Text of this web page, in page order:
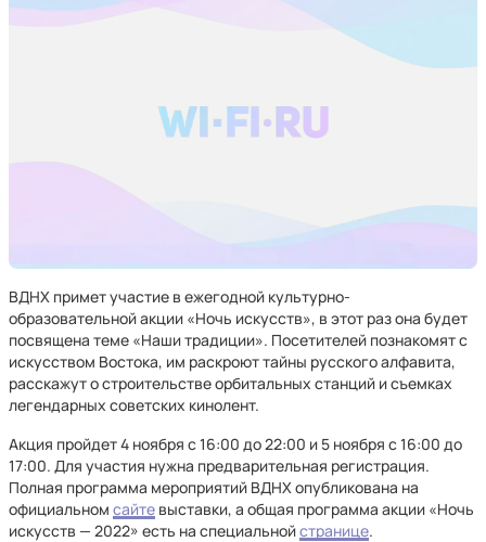
ВДНХ примет участие в ежегодной культурно-
образовательной акции «Ночь искусств», в этот раз она будет
посвящена теме «Наши традиции». Посетителей познакомят с
искусством Востока, им раскроют тайны русского алфавита,
расскажут о строительстве орбитальных станций и съемках
легендарных советских кинолент.
Акция пройдет 4 ноября с 16:00 до 22:00 и 5 ноября с 16:00 до
17:00. Для участия нужна предварительная регистрация.
Полная программа мероприятий ВДНХ опубликована на
официальном сайте выставки, а общая программа акции «Ночь
искусств — 2022» есть на специальнойстранице.